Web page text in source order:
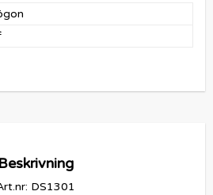
Beskrivning
DS1301